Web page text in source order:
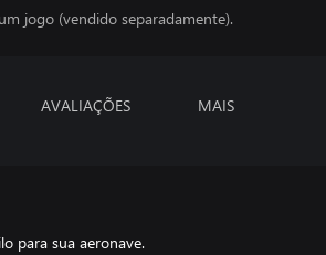
jogo (vendido separadamente).
AVALIAÇÕES MAIS
para sua aeronave.